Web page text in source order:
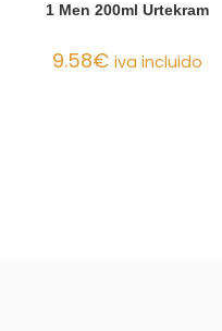
1 Men 200ml Urtekram
9.58€ iva incluido